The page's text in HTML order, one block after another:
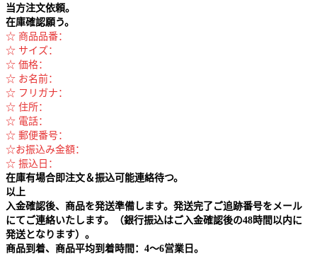
当方注文依頼。
在庫確認願う。
☆ 商品品番：
☆ サイズ：
☆ 価格：
☆ お名前：
☆ フリガナ：
☆ 住所：
☆ 電話：
☆ 郵便番号：
☆お振込み金額：
☆ 振込日：
在庫有場合即注文＆振込可能連絡待つ。
以上
入金確認後、商品を発送準備します。発送完了ご追跡番号をメール
にてご連絡いたします。（銀行振込はご入金確認後の48時間以内に
発送となります）。
商品到着、商品平均到着時間：4～6営業日。